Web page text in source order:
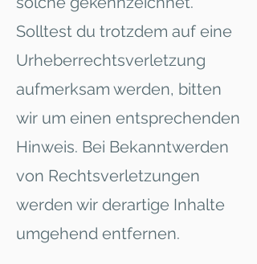
Solltest du trotzdem auf eine
Urheberrechtsverletzung
aufmerksam werden, bitten
wir um einen entsprechenden
Hinweis. Bei Bekanntwerden
von Rechtsverletzungen
werden wir derartige Inhalte
umgehend entfernen.